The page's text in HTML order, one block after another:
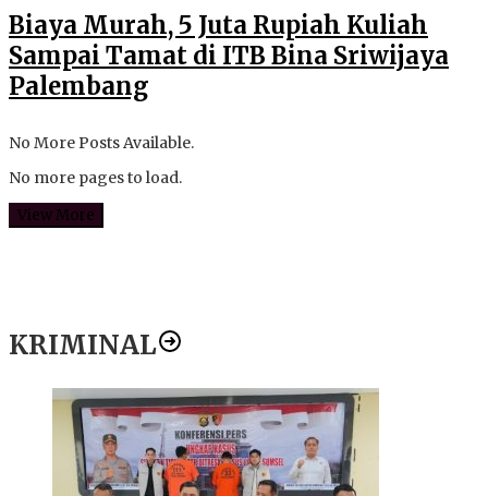
Biaya Murah, 5 Juta Rupiah Kuliah
Sampai Tamat di ITB Bina Sriwijaya
Palembang
No More Posts Available.
No more pages to load.
View More
KRIMINAL